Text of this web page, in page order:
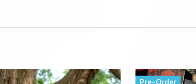
Pre-Order